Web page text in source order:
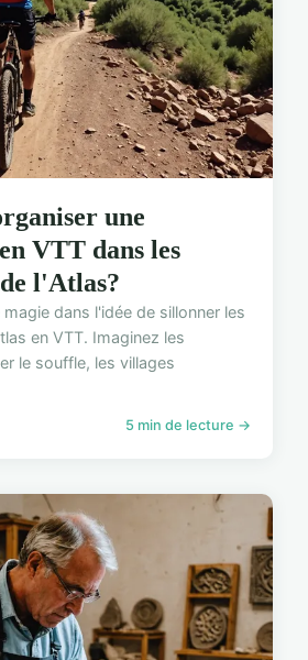
une
VTT dans les
l'Atlas?
magie dans l'idée de sillonner les
en VTT. Imaginez les
le souffle, les villages
5 min de lecture →